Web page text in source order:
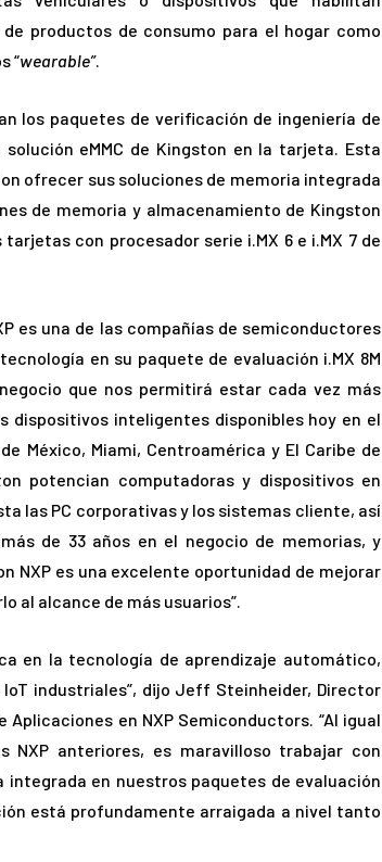
productos de consumo para el hogar como
“wearable”.
los paquetes de verificación de ingeniería de
eMMC de Kingston en la tarjeta. Esta
ofrecer sus soluciones de memoria integrada
de memoria y almacenamiento de Kingston
con procesador serie i.MX 6 e i.MX 7 de
es una de las compañías de semiconductores
en su paquete de evaluación i.MX 8M
que nos permitirá estar cada vez más
inteligentes disponibles hoy en el
México, Miami, Centroamérica y El Caribe de
potencian computadoras y dispositivos en
las PC corporativas y los sistemas cliente, así
de 33 años en el negocio de memorias, y
NXP es una excelente oportunidad de mejorar
al alcance de más usuarios”.
en la tecnología de aprendizaje automático,
industriales”, dijo Jeff Steinheider, Director
en NXP Semiconductors. “Al igual
NXP anteriores, es maravilloso trabajar con
en nuestros paquetes de evaluación
está profundamente arraigada a nivel tanto